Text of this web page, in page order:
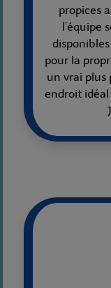
propices
l’équipe
pour la
un vrai plus
endroit idéal